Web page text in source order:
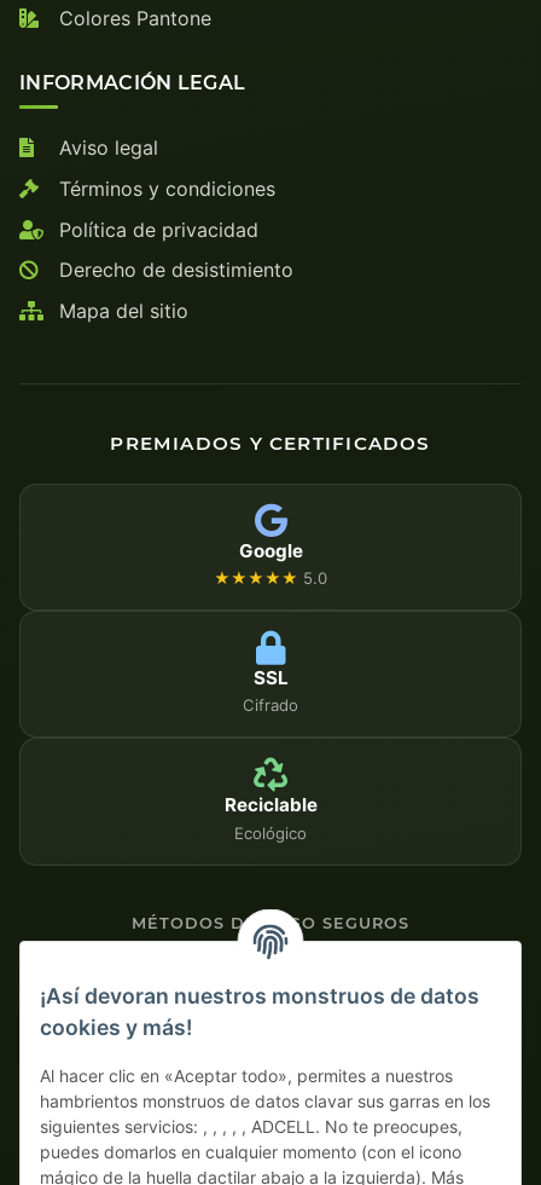
Colores Pantone
INFORMACIÓN LEGAL
Aviso legal
Términos y condiciones
Política de privacidad
Derecho de desistimiento
Mapa del sitio
PREMIADOS Y CERTIFICADOS
Google
★★★★★ 5.0
SSL
Cifrado
Reciclable
Ecológico
MÉTODOS DE PAGO SEGUROS
Pago por adelantado con descuento
¡Así devoran nuestros monstruos de datos
cookies y más!
Al hacer clic en «Aceptar todo», permites a nuestros
hambrientos monstruos de datos clavar sus garras en los
siguientes servicios: , , , , , ADCELL. No te preocupes,
puedes domarlos en cualquier momento (con el icono
mágico de la huella dactilar abajo a la izquierda). Más